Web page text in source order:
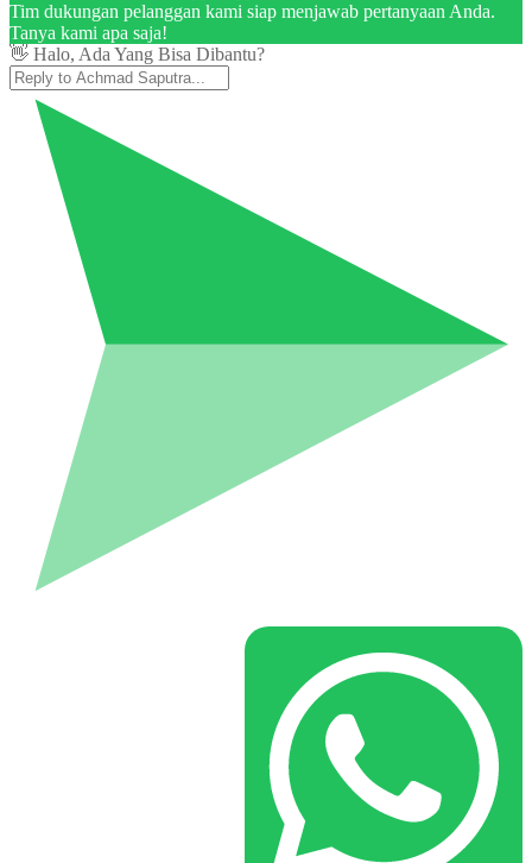
Tim dukungan pelanggan kami siap menjawab pertanyaan Anda.
Tanya kami apa saja!
👋 Halo, Ada Yang Bisa Dibantu?